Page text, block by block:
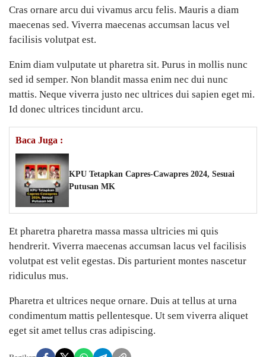
Cras ornare arcu dui vivamus arcu felis. Mauris a diam
maecenas sed. Viverra maecenas accumsan lacus vel
facilisis volutpat est.
Enim diam vulputate ut pharetra sit. Purus in mollis nunc
sed id semper. Non blandit massa enim nec dui nunc
mattis. Neque viverra justo nec ultrices dui sapien eget mi.
Id donec ultrices tincidunt arcu.
Baca Juga :
KPU Tetapkan Capres-Cawapres 2024, Sesuai
Putusan MK
Et pharetra pharetra massa massa ultricies mi quis
hendrerit. Viverra maecenas accumsan lacus vel facilisis
volutpat est velit egestas. Dis parturient montes nascetur
ridiculus mus.
Pharetra et ultrices neque ornare. Duis at tellus at urna
condimentum mattis pellentesque. Ut sem viverra aliquet
eget sit amet tellus cras adipiscing.